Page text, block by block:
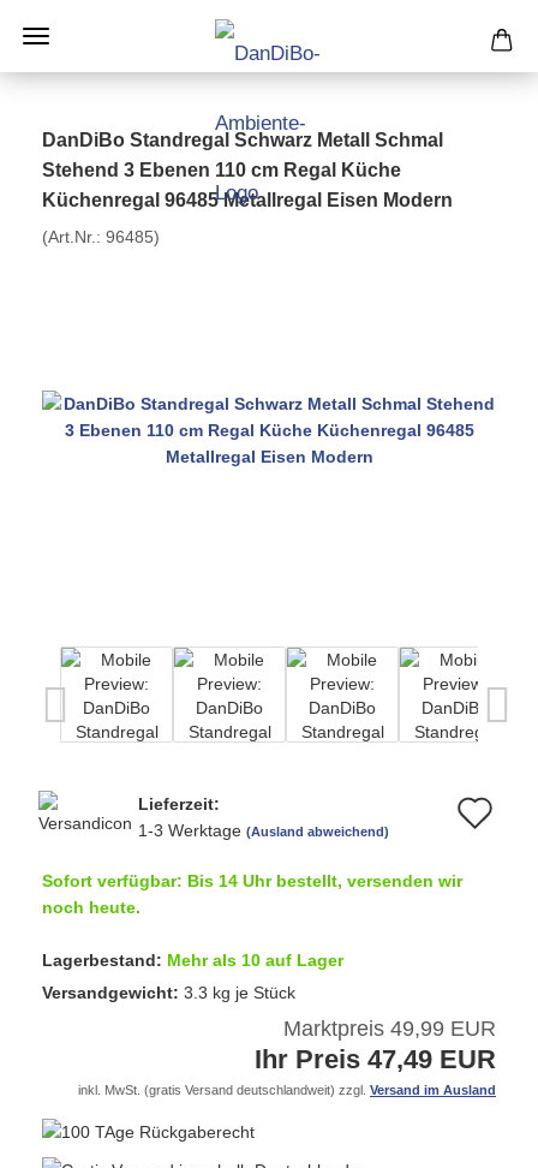
DanDiBo Standregal Schwarz Metall Schmal
Stehend 3 Ebenen 110 cm Regal Küche
Küchenregal 96485 Metallregal Eisen Modern
(Art.Nr.: 96485)
Lieferzeit:
1-3 Werktage (Ausland abweichend)
Sofort verfügbar: Bis 14 Uhr bestellt, versenden wir
noch heute.
Lagerbestand: Mehr als 10 auf Lager
Versandgewicht: 3.3 kg je Stück
Marktpreis 49,99 EUR
Ihr Preis 47,49 EUR
inkl. MwSt. (gratis Versand deutschlandweit) zzgl. Versand im Ausland